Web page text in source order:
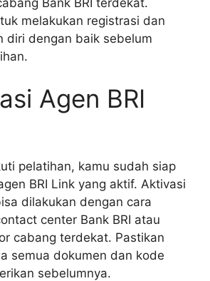
melakukan registrasi dan
diri dengan baik sebelum
Agen BRI
pelatihan, kamu sudah siap
BRI Link yang aktif. Aktivasi
dilakukan dengan cara
center Bank BRI atau
cabang terdekat. Pastikan
semua dokumen dan kode
sebelumnya.